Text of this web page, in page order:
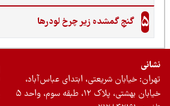
گنجِ گمشده زیر چرخ لودرها
خیابان شریعتی، ابتدای عباس‌آباد،
بهشتی، پلاک ۱۲، طبقه سوم، واحد ۵
رسانۀ